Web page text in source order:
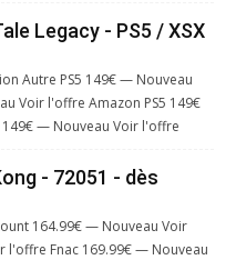
Legacy - PS5 / XSX
Autre PS5 149€ — Nouveau
Voir l'offre Amazon PS5 149€
— Nouveau Voir l'offre
- 72051 - dès
164.99€ — Nouveau Voir
l'offre Fnac 169.99€ — Nouveau